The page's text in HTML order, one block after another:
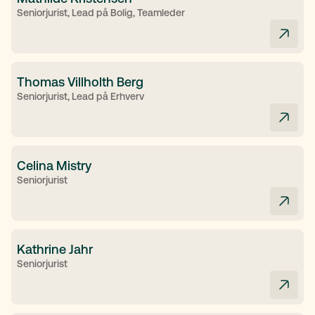
Seniorjurist, Lead på Bolig, Teamleder
Thomas Villholth Berg
Seniorjurist, Lead på Erhverv
Celina Mistry
Seniorjurist
Kathrine Jahr
Seniorjurist